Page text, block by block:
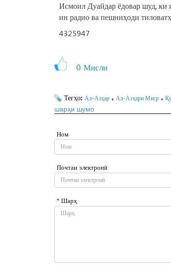
Исмоил Дуайдар ёдовар шуд, ки
ин радио ва пешниҳоди
4325947
0 Мисли
Тегҳо: Ал-Азҳар ، Ал-Азҳари Миср ،
шарҳи шумо
Ном
Почтаи электронӣ
* Шарҳ